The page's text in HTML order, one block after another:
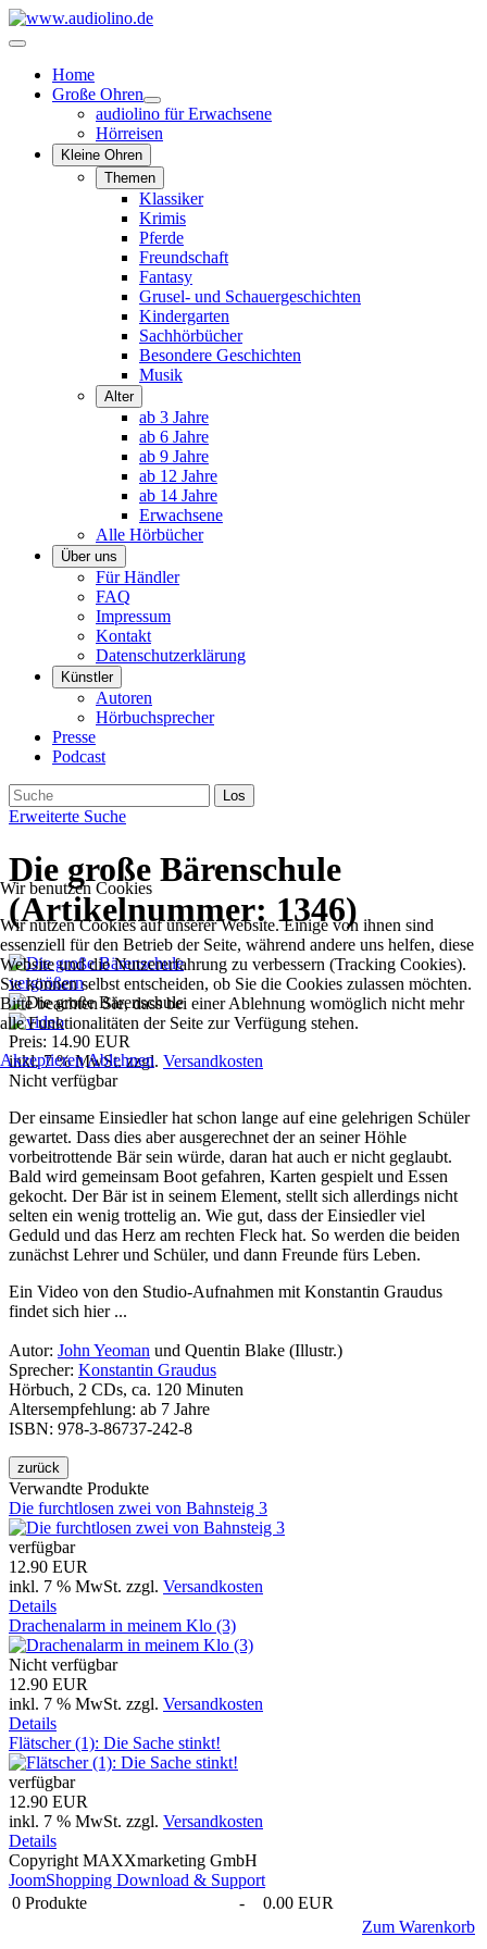
Home
Große Ohren
audiolino für Erwachsene
Hörreisen
Kleine Ohren
Themen
Klassiker
Krimis
Pferde
Freundschaft
Fantasy
Grusel- und Schauergeschichten
Kindergarten
Sachhörbücher
Besondere Geschichten
Musik
Alter
ab 3 Jahre
ab 6 Jahre
ab 9 Jahre
ab 12 Jahre
ab 14 Jahre
Erwachsene
Alle Hörbücher
Über uns
Für Händler
FAQ
Impressum
Kontakt
Datenschutzerklärung
Künstler
Autoren
Hörbuchsprecher
Presse
Podcast
Erweiterte Suche
Die große Bärenschule
(Artikelnummer: 1346)
vergrößern
Preis: 14.90 EUR
inkl. 7 % MwSt. zzgl. Versandkosten
Nicht verfügbar
Der einsame Einsiedler hat schon lange auf eine gelehrigen Schüler
gewartet. Dass dies aber ausgerechnet der an seiner Höhle
vorbeitrottende Bär sein würde, daran hat auch er nicht geglaubt.
Bald wird gemeinsam Boot gefahren, Karten gespielt und Essen
gekocht. Der Bär ist in seinem Element, stellt sich allerdings nicht
selten ein wenig trottelig an. Wie gut, dass der Einsiedler viel
Geduld und das Herz am rechten Fleck hat. So werden die beiden
zunächst Lehrer und Schüler, und dann Freunde fürs Leben.
Ein Video von den Studio-Aufnahmen mit Konstantin Graudus
findet sich hier ...
Autor: John Yeoman und Quentin Blake (Illustr.)
Sprecher: Konstantin Graudus
Hörbuch, 2 CDs, ca. 120 Minuten
Altersempfehlung: ab 7 Jahre
ISBN: 978-3-86737-242-8
Verwandte Produkte
Die furchtlosen zwei von Bahnsteig 3
verfügbar
12.90 EUR
inkl. 7 % MwSt. zzgl. Versandkosten
Details
Drachenalarm in meinem Klo (3)
Nicht verfügbar
12.90 EUR
inkl. 7 % MwSt. zzgl. Versandkosten
Details
Flätscher (1): Die Sache stinkt!
verfügbar
12.90 EUR
inkl. 7 % MwSt. zzgl. Versandkosten
Details
Copyright MAXXmarketing GmbH
JoomShopping Download & Support
0 Produkte -
0.00 EUR
Zum Warenkorb
Wir benutzen Cookies
Wir nutzen Cookies auf unserer Website. Einige von ihnen sind
essenziell für den Betrieb der Seite, während andere uns helfen, diese
Website und die Nutzererfahrung zu verbessern (Tracking Cookies).
Sie können selbst entscheiden, ob Sie die Cookies zulassen möchten.
Bitte beachten Sie, dass bei einer Ablehnung womöglich nicht mehr
alle Funktionalitäten der Seite zur Verfügung stehen.
AkzeptierenAblehnen